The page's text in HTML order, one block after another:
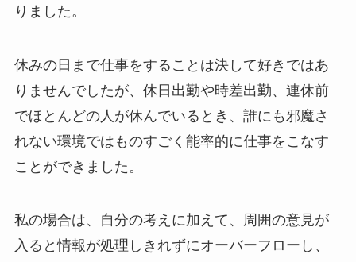
りました。
休みの日まで仕事をすることは決して好きではあ
りませんでしたが、休日出勤や時差出勤、連休前
でほとんどの人が休んでいるとき、誰にも邪魔さ
れない環境ではものすごく能率的に仕事をこなす
ことができました。
私の場合は、自分の考えに加えて、周囲の意見が
入ると情報が処理しきれずにオーバーフローし、